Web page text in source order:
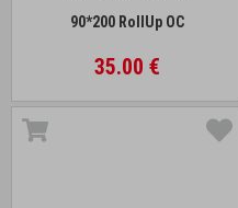
90*200 RollUp OC
35.00 €